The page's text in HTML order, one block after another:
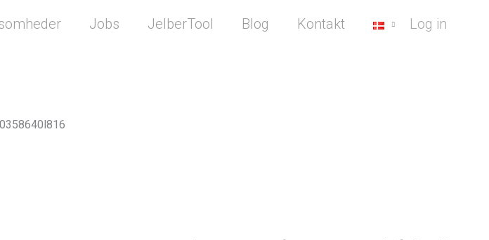
Jobs JelberTool Blog Kontakt Log in